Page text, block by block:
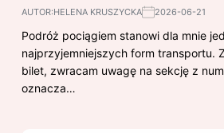
AUTOR:HELENA KRUSZYCKA 2026-06-21
Podróż pociągiem stanowi dla mnie
najprzyjemniejszych form transportu.
bilet, zwracam uwagę na sekcję z
oznacza…